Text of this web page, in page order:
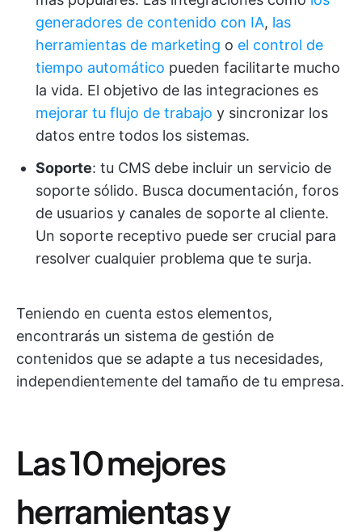
generadores de contenido con IA, las
herramientas de marketing o el control de
tiempo automático pueden facilitarte mucho
la vida. El objetivo de las integraciones es
mejorar tu flujo de trabajo y sincronizar los
datos entre todos los sistemas.
Soporte: tu CMS debe incluir un servicio de
soporte sólido. Busca documentación, foros
de usuarios y canales de soporte al cliente.
Un soporte receptivo puede ser crucial para
resolver cualquier problema que te surja.
Teniendo en cuenta estos elementos,
encontrarás un sistema de gestión de
contenidos que se adapte a tus necesidades,
independientemente del tamaño de tu empresa.
Las 10 mejores
herramientas y